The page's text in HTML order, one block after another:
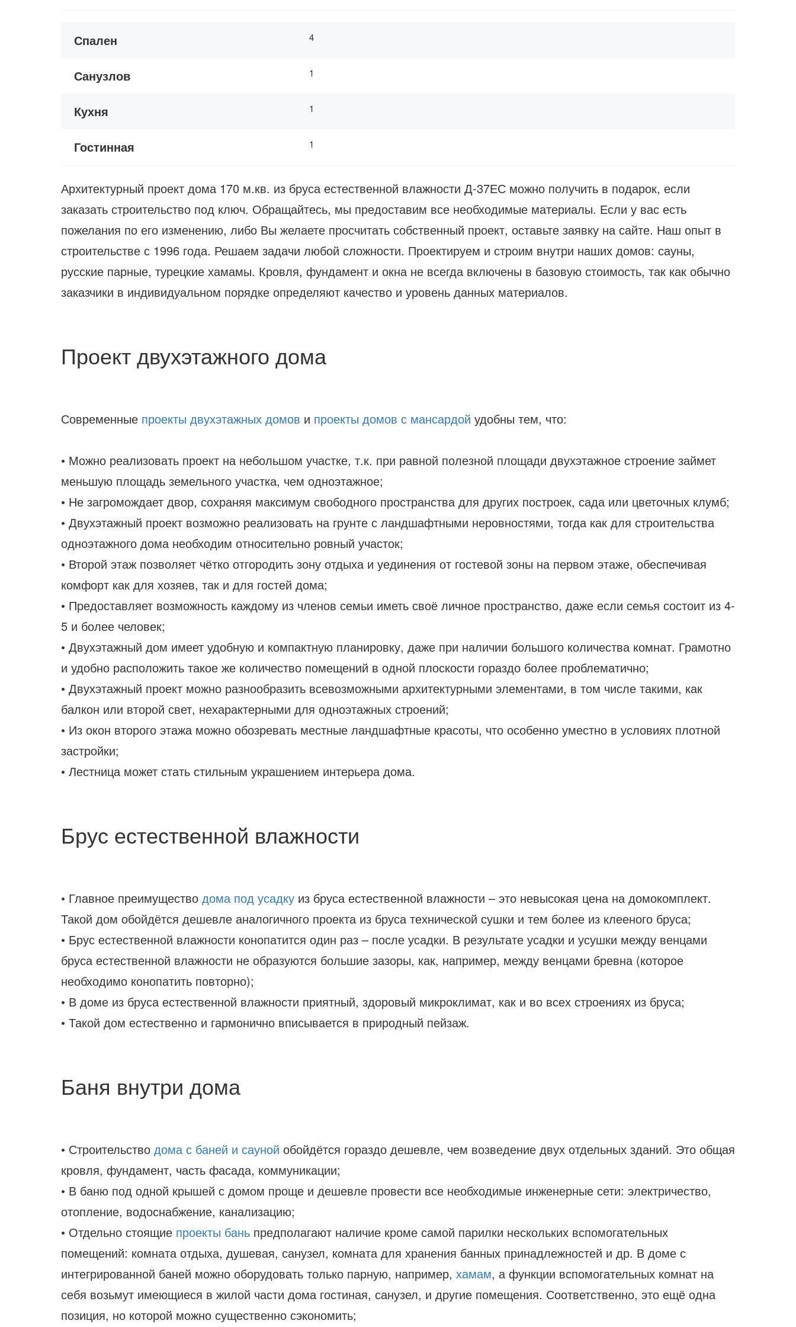
Спален 4
Санузлов 1
Кухня 1
Гостинная 1
Архитектурный проект дома 170 м.кв. из бруса естественной влажности Д-37ЕС можно получить в подарок, если
заказать строительство под ключ. Обращайтесь, мы предоставим все необходимые материалы. Если у вас есть
пожелания по его изменению, либо Вы желаете просчитать собственный проект, оставьте заявку на сайте. Наш опыт в
строительстве с 1996 года. Решаем задачи любой сложности. Проектируем и строим внутри наших домов: сауны,
русские парные, турецкие хамамы. Кровля, фундамент и окна не всегда включены в базовую стоимость, так как обычно
заказчики в индивидуальном порядке определяют качество и уровень данных материалов.
Проект двухэтажного дома
Современные проекты двухэтажных домов и проекты домов с мансардой удобны тем, что:
• Можно реализовать проект на небольшом участке, т.к. при равной полезной площади двухэтажное строение займет
меньшую площадь земельного участка, чем одноэтажное;
• Не загромождает двор, сохраняя максимум свободного пространства для других построек, сада или цветочных клумб;
• Двухэтажный проект возможно реализовать на грунте с ландшафтными неровностями, тогда как для строительства
одноэтажного дома необходим относительно ровный участок;
• Второй этаж позволяет чётко отгородить зону отдыха и уединения от гостевой зоны на первом этаже, обеспечивая
комфорт как для хозяев, так и для гостей дома;
• Предоставляет возможность каждому из членов семьи иметь своё личное пространство, даже если семья состоит из 4-
5 и более человек;
• Двухэтажный дом имеет удобную и компактную планировку, даже при наличии большого количества комнат. Грамотно
и удобно расположить такое же количество помещений в одной плоскости гораздо более проблематично;
• Двухэтажный проект можно разнообразить всевозможными архитектурными элементами, в том числе такими, как
балкон или второй свет, нехарактерными для одноэтажных строений;
• Из окон второго этажа можно обозревать местные ландшафтные красоты, что особенно уместно в условиях плотной
застройки;
• Лестница может стать стильным украшением интерьера дома.
Брус естественной влажности
• Главное преимущество дома под усадку из бруса естественной влажности – это невысокая цена на домокомплект.
Такой дом обойдётся дешевле аналогичного проекта из бруса технической сушки и тем более из клееного бруса;
• Брус естественной влажности конопатится один раз – после усадки. В результате усадки и усушки между венцами
бруса естественной влажности не образуются большие зазоры, как, например, между венцами бревна (которое
необходимо конопатить повторно);
• В доме из бруса естественной влажности приятный, здоровый микроклимат, как и во всех строениях из бруса;
• Такой дом естественно и гармонично вписывается в природный пейзаж.
Баня внутри дома
• Строительство дома с баней и сауной обойдётся гораздо дешевле, чем возведение двух отдельных зданий. Это общая
кровля, фундамент, часть фасада, коммуникации;
• В баню под одной крышей с домом проще и дешевле провести все необходимые инженерные сети: электричество,
отопление, водоснабжение, канализацию;
• Отдельно стоящие проекты бань предполагают наличие кроме самой парилки нескольких вспомогательных
помещений: комната отдыха, душевая, санузел, комната для хранения банных принадлежностей и др. В доме с
интегрированной баней можно оборудовать только парную, например, хамам, а функции вспомогательных комнат на
себя возьмут имеющиеся в жилой части дома гостиная, санузел, и другие помещения. Соответственно, это ещё одна
позиция, но которой можно существенно сэкономить;